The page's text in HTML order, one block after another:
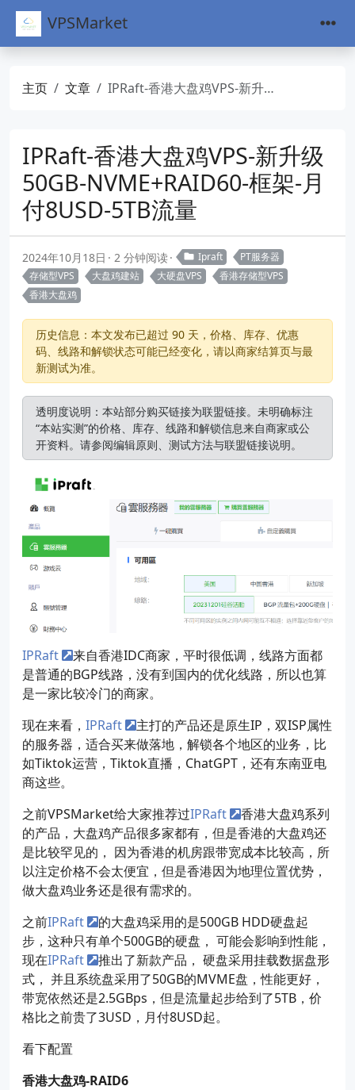
VPSMarket
主页 文章 IPRaft-香港大盘鸡VPS-新升级50GB-NVME+RAID60-框架-月付8USD-5TB流量
IPRaft-香港大盘鸡VPS-新升级
50GB-NVME+RAID60-框架-月
付8USD-5TB流量
2024年10月18日 2 分钟阅读 Ipraft
PT服务器
存储型VPS
大盘鸡建站 大硬盘VPS
香港存储型VPS
香港大盘鸡
历史信息：本文发布已超过 90 天，价格、库存、优惠
码、线路和解锁状态可能已经变化，请以商家结算页与最
新测试为准。
透明度说明：本站部分购买链接为联盟链接。未明确标注
“本站实测”的价格、库存、线路和解锁信息来自商家或公
开资料。请参阅编辑原则、 测试方法与联盟链接说明。
IPRaft
来自香港IDC商家，平时很低调，线路方面都
是普通的BGP线路，没有到国内的优化线路，所以也算
是一家比较冷门的商家。
现在来看， IPRaft
主打的产品还是原生IP，双ISP属性
的服务器，适合买来做落地，解锁各个地区的业务，比
如Tiktok运营，Tiktok直播，ChatGPT，还有东南亚电
商这些。
之前VPSMarket给大家推荐过IPRaft
香港大盘鸡系列
的产品，大盘鸡产品很多家都有，但是香港的大盘鸡还
是比较罕见的， 因为香港的机房跟带宽成本比较高，所
以注定价格不会太便宜，但是香港因为地理位置优势，
做大盘鸡业务还是很有需求的。
之前IPRaft
的大盘鸡采用的是500GB HDD硬盘起
步，这种只有单个500GB的硬盘， 可能会影响到性能，
现在IPRaft
推出了新款产品， 硬盘采用挂载数据盘形
式， 并且系统盘采用了50GB的MVME盘，性能更好，
带宽依然还是2.5GBps，但是流量起步给到了5TB，价
格比之前贵了3USD，月付8USD起。
看下配置
香港大盘鸡-RAID6